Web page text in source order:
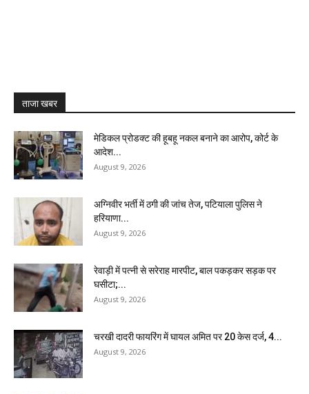
ताजा खबर
मेडिकल प्रोडक्ट की हूबहू नकल बनाने का आरोप, कोर्ट के
आदेश...
August 9, 2026
अग्निवीर भर्ती में ठगी की जांच तेज, पटियाला पुलिस ने
हरियाणा...
August 9, 2026
रेवाड़ी में पत्नी से सरेराह मारपीट, बाल पकड़कर सड़क पर
घसीटा;...
August 9, 2026
चरखी दादरी फायरिंग में घायल अमित पर 20 केस दर्ज, 4...
August 9, 2026